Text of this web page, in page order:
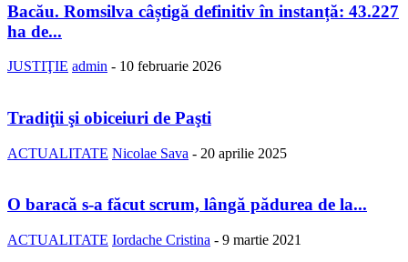
Bacău. Romsilva câștigă definitiv în instanță: 43.227
ha de...
JUSTIŢIE admin - 10 februarie 2026
Tradiţii şi obiceiuri de Paşti
ACTUALITATE Nicolae Sava - 20 aprilie 2025
O baracă s-a făcut scrum, lângă pădurea de la...
ACTUALITATE Iordache Cristina - 9 martie 2021